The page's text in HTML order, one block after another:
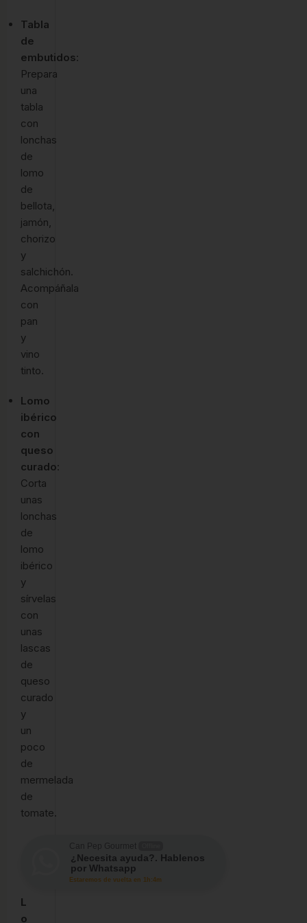
Tabla
de
embutidos:
Prepara
una
tabla
con
lonchas
de
lomo
de
bellota,
jamón,
chorizo
y
salchichón.
Acompáñala
con
pan
y
vino
tinto.
Lomo
ibérico
con
queso
curado:
Corta
unas
lonchas
de
lomo
ibérico
y
sírvelas
con
unas
lascas
de
queso
curado
y
un
poco
de
mermelada
de
tomate.
Can Pep Gourmet
¿Necesita ayuda?. Hablenos
por Whatsapp
Estaremos de vuelta en 1h:4m
L
o